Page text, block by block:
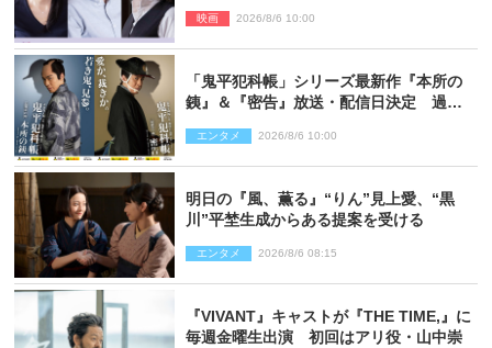
映画 2026/8/6 10:00
「鬼平犯科帳」シリーズ最新作『本所の
銕』＆『密告』放送・配信日決定 過去
エンタメ 2026/8/6 10:00
明日の『風、薫る』“りん”見上愛、“黒
川”平埜生成からある提案を受ける
エンタメ 2026/8/6 08:15
『VIVANT』キャストが『THE TIME,』に
毎週金曜生出演 初回はアリ役・山中崇